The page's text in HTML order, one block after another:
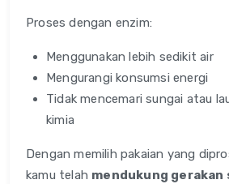
Proses dengan enzim:
Menggunakan lebih sedikit air
Mengurangi konsumsi energi
Tidak mencemari sungai atau
kimia
Dengan memilih pakaian yang
kamu telah mendukung gerakan